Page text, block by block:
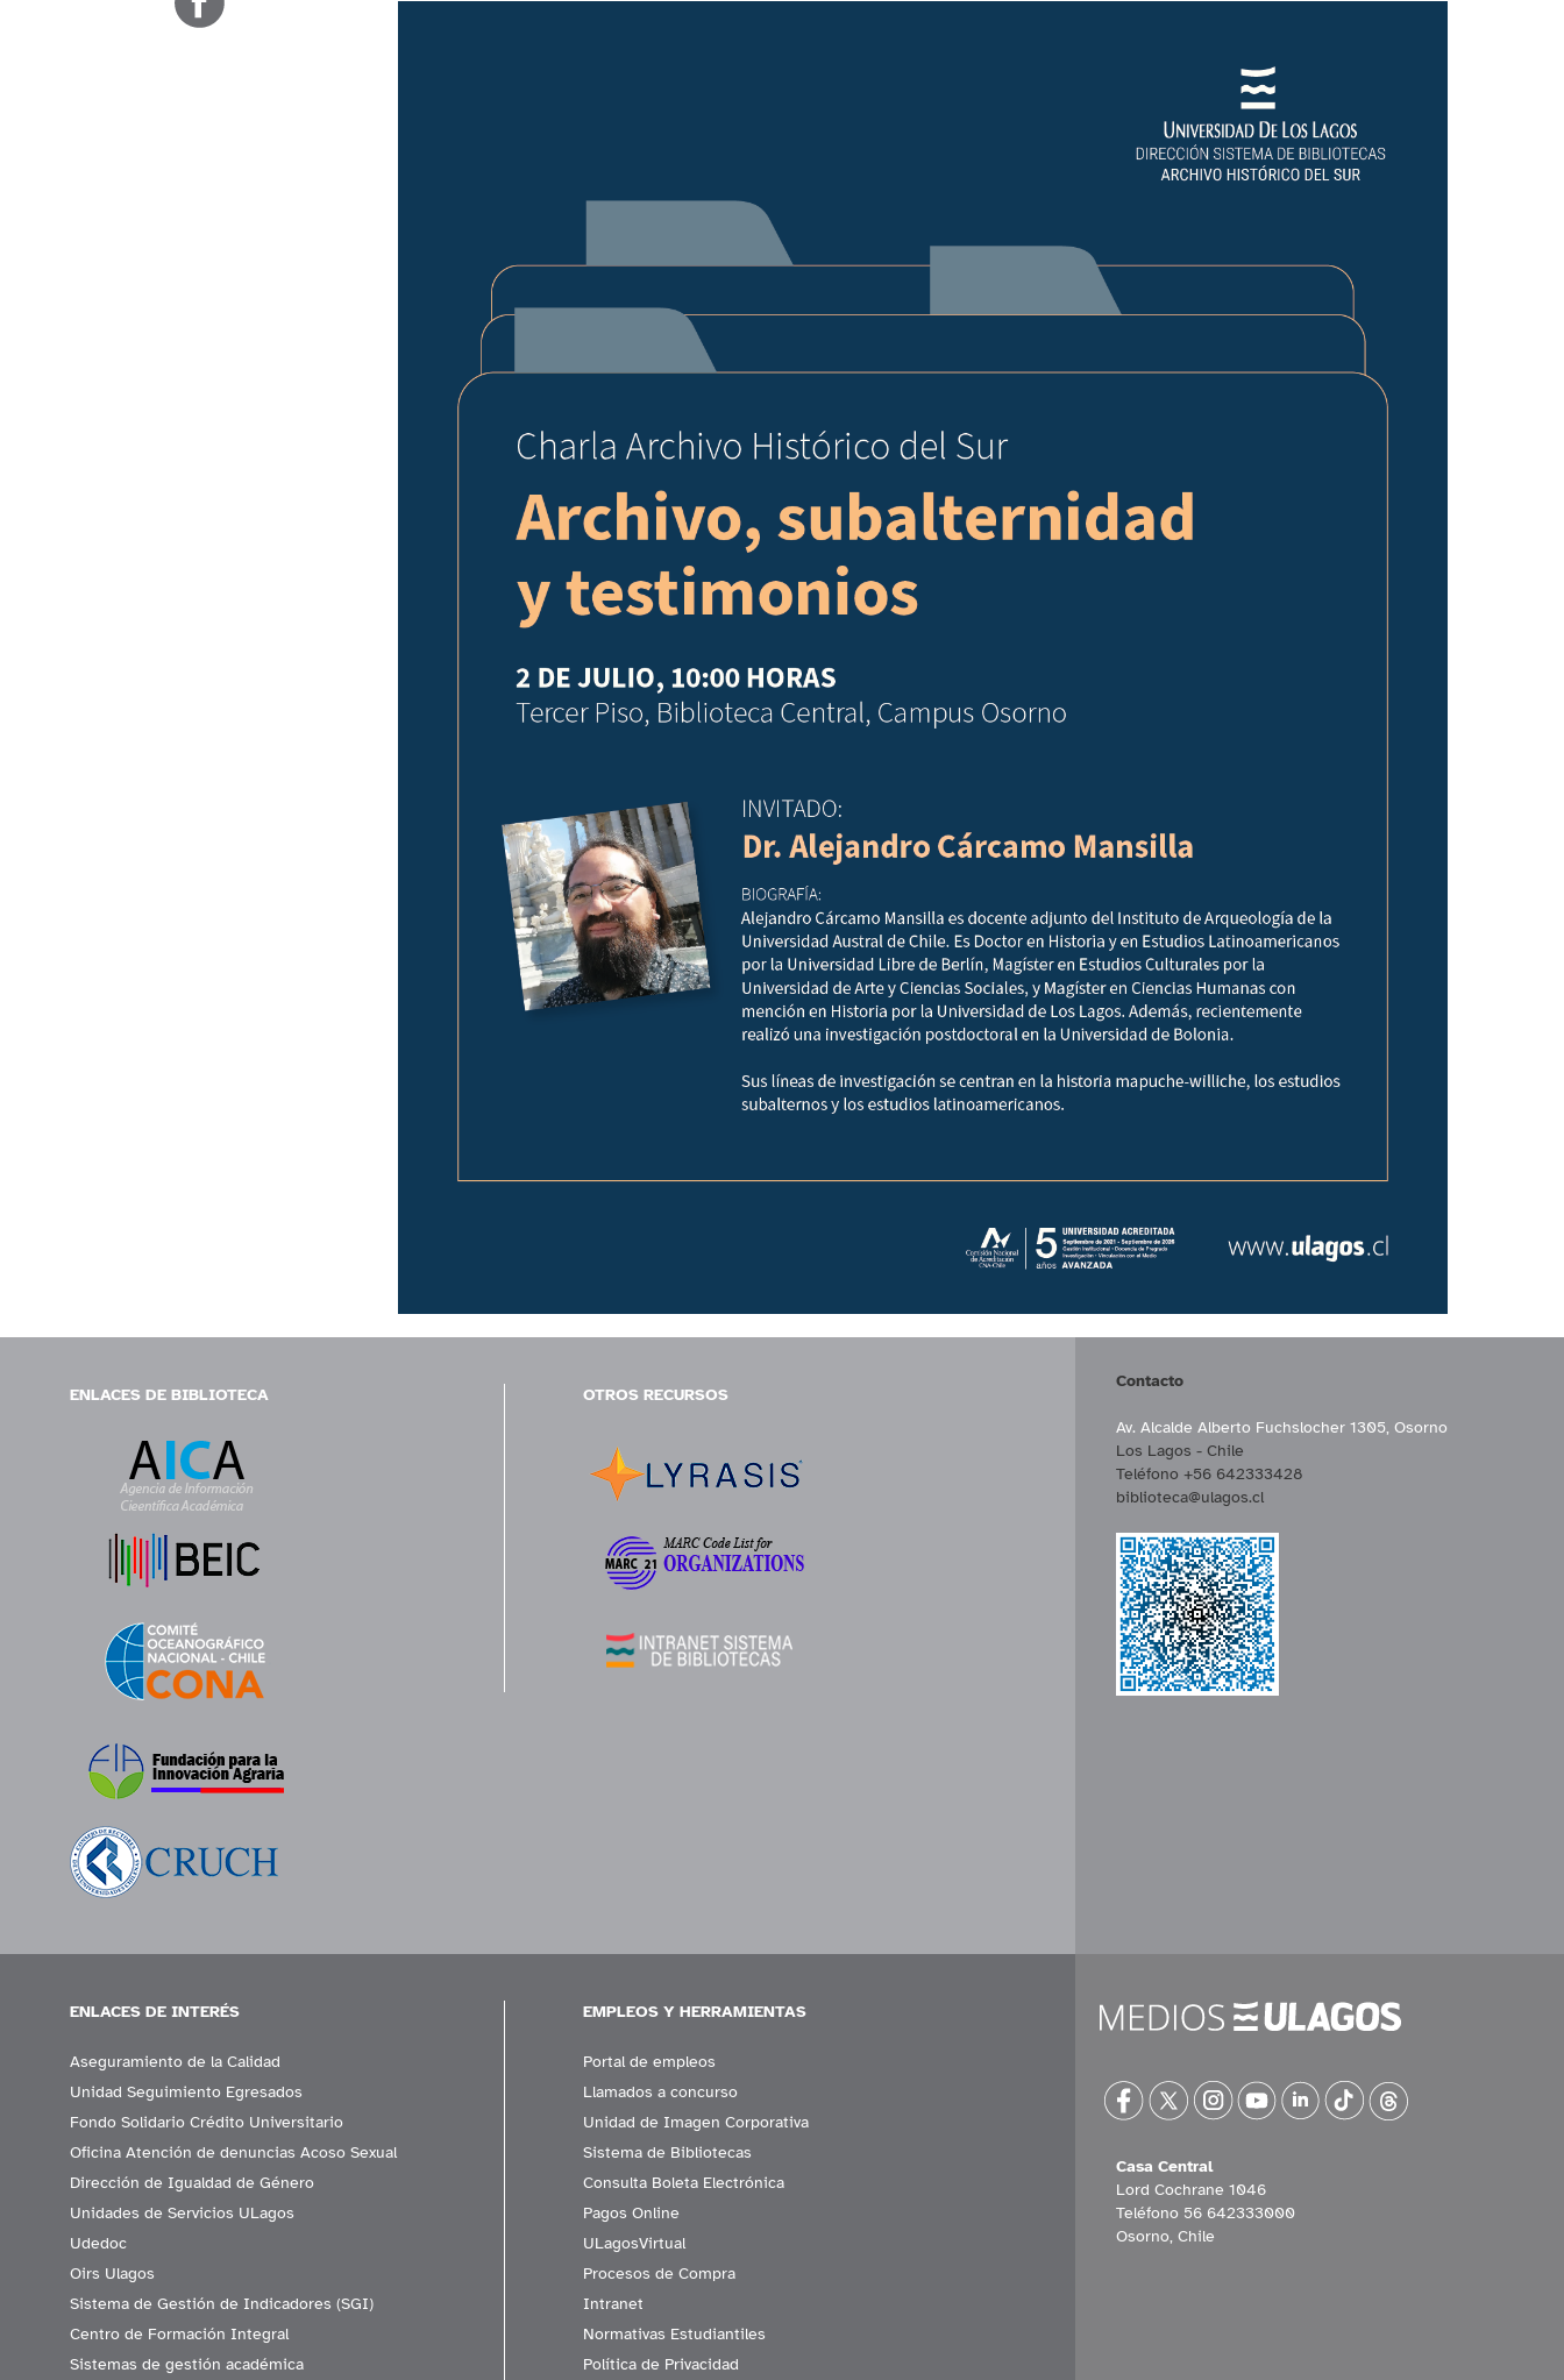
ENLACES DE BIBLIOTECA OTROS RECURSOS
Contacto
Av. Alcalde Alberto Fuchslocher 1305, Osorno
Los Lagos - Chile
Teléfono +56 642333428
biblioteca@ulagos.cl
ENLACES DE INTERÉS
Aseguramiento de la Calidad
Unidad Seguimiento Egresados
Fondo Solidario Crédito Universitario
Oficina Atención de denuncias Acoso Sexual
Dirección de Igualdad de Género
Unidades de Servicios ULagos
Udedoc
Oirs Ulagos
Sistema de Gestión de Indicadores (SGI)
Centro de Formación Integral
Sistemas de gestión académica
EMPLEOS Y HERRAMIENTAS
Portal de empleos
Llamados a concurso
Unidad de Imagen Corporativa
Sistema de Bibliotecas
Consulta Boleta Electrónica
Pagos Online
ULagosVirtual
Procesos de Compra
Intranet
Normativas Estudiantiles
Política de Privacidad
Casa Central
Lord Cochrane 1046
Teléfono 56 642333000
Osorno, Chile